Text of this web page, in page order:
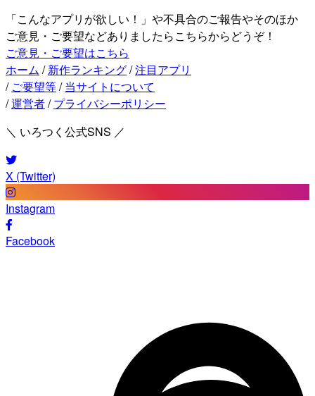
「こんなアプリが欲しい！」や不具合のご報告やそのほか
ご意見・ご要望などありましたらこちらからどうぞ！
ご意見・ご要望はこちら
ホーム / 新作ランキング/注目アプリ
/ ご要望等/ 当サイトについて
/運営者/ プライバシーポリシー
＼ いろつく公式SNS ／
X (Twitter)
Instagram
Facebook